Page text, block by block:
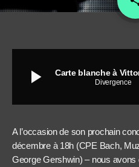
play_arrow Carte blanche à
Divergence
A l’occasion de son prochain
décembre à 18h (CPE Bach,
George Gershwin) – nous